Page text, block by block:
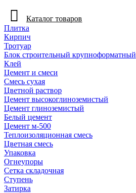
Каталог товаров
Плитка
Кирпич
Тротуар
Блок строительный крупноформатный
Клей
Цемент и смеси
Смесь сухая
Цветной раствор
Цемент высокоглиноземистый
Цемент глиноземистый
Белый цемент
Цемент м-500
Теплоизоляционная смесь
Цветная смесь
Упаковка
Огнеупоры
Сетка складочная
Ступень
Затирка